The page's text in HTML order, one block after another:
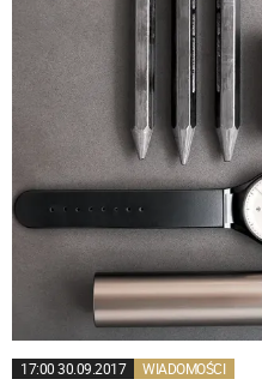
17:00 30.09.2017 WIADOMOŚCI